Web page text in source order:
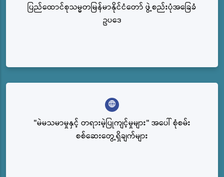
ပြည်‌ထောင်စုသမ္မတမြန်မာနိုင်ငံတော် ဖွဲ့စည်းပုံအခြေခံ
ဥပဒေ
"မဲမသမာမှုနှင့် တရားမဲ့ပြုကျင့်မှုများ" အပေါ် စုံစမ်း
စစ်ဆေးတွေ့ရှိချက်များ